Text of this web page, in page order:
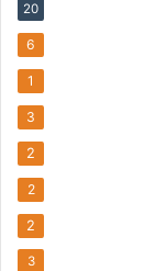
20
6
1
3
2
2
2
3